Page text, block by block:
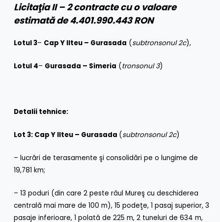
Licitaţia II – 2 contracte cu o valoare
estimată de 4.401.990.443 RON
Lotul 3– Cap Y Ilteu – Gurasada (subtronsonul 2c),
Lotul 4– Gurasada – Simeria (tronsonul 3)
Detalii tehnice:
Lot 3: Cap Y Ilteu – Gurasada (subtronsonul 2c)
– lucrări de terasamente şi consolidări pe o lungime de
19,781 km;
– 13 poduri (din care 2 peste râul Mureş cu deschiderea
centrală mai mare de 100 m), 15 podeţe, 1 pasaj superior, 3
pasaje inferioare, 1 polată de 225 m, 2 tuneluri de 634 m,